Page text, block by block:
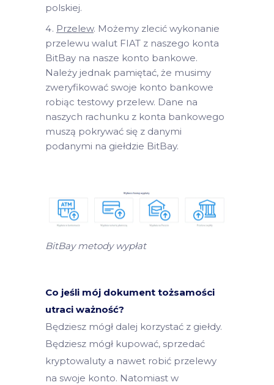
polskiej.
Przelew. Możemy zlecić wykonanie
przelewu walut FIAT z naszego konta
BitBay na nasze konto bankowe.
Należy jednak pamiętać, że musimy
zweryfikować swoje konto bankowe
robiąc testowy przelew. Dane na
naszych rachunku z konta bankowego
muszą pokrywać się z danymi
podanymi na giełdzie BitBay.
BitBay metody wypłat
Co jeśli mój dokument tożsamości
utraci ważność?
Będziesz mógł dalej korzystać z giełdy.
Będziesz mógł kupować, sprzedać
kryptowaluty a nawet robić przelewy
na swoje konto. Natomiast w